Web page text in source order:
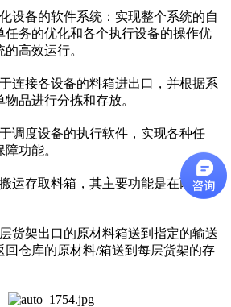
设备的软件系统：实现整个系统的自
任务的优化和各个执行设备的操作优
高效运行。
连接各设备的料箱进出口，并根据系
品进行分拣和存放。
调度设备的执行软件，实现各种任
功能。
运存取料箱，其主要功能是在两个工
货架出口的原材料箱送到指定的输送
回仓库的原材料/箱送到每层货架的存